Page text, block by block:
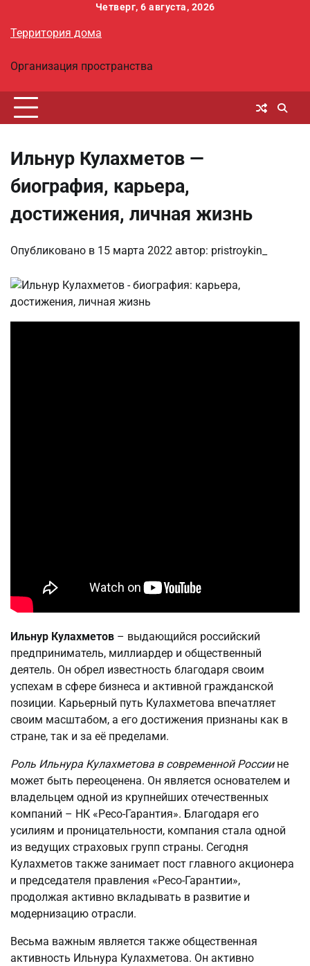
содержимому
Четверг, 6 августа, 2026
Территория дома
Организация пространства
Ильнур Кулахметов —
биография, карьера,
достижения, личная жизнь
Опубликовано в 15 марта 2022 автор: pristroykin_
Ильнур Кулахметов – выдающийся российский
предприниматель, миллиардер и общественный
деятель. Он обрел известность благодаря своим
успехам в сфере бизнеса и активной гражданской
позиции. Карьерный путь Кулахметова впечатляет
своим масштабом, а его достижения признаны как в
стране, так и за её пределами.
Роль Ильнура Кулахметова в современной Россиине
может быть переоценена. Он является основателем и
владельцем одной из крупнейших отечественных
компаний – НК «Ресо-Гарантия». Благодаря его
усилиям и проницательности, компания стала одной
из ведущих страховых групп страны. Сегодня
Кулахметов также занимает пост главного акционера
и председателя правления «Ресо-Гарантии»,
продолжая активно вкладывать в развитие и
модернизацию отрасли.
Весьма важным является также общественная
активность Ильнура Кулахметова. Он активно